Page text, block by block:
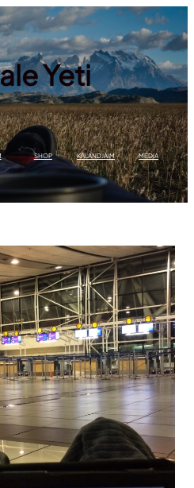
Yeti
SHOP KALANDJAIM MÉDIA